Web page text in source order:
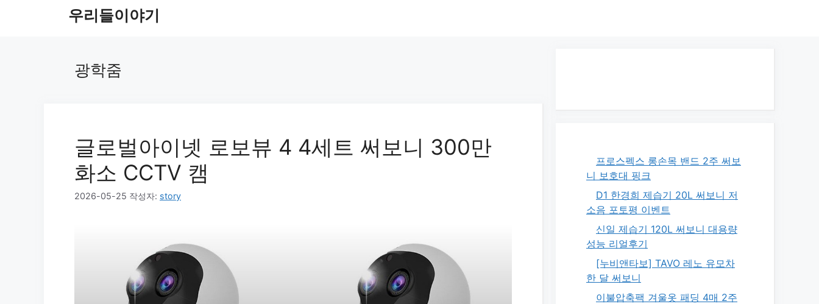
우리들이야기
광학줌
글로벌아이넷 로보뷰 4 4세트 써보니 300만
화소 CCTV 캠
2026-05-25 작성자: story
프로스펙스 롱손목 밴드 2주 써보
니 보호대 핑크
D1 한경희 제습기 20L 써보니 저
소음 포토평 이벤트
신일 제습기 120L 써보니 대용량
성능 리얼후기
[누비앤타보] TAVO 레노 유모차
한 달 써보니
이불압축팩 겨울옷 패딩 4매 2주